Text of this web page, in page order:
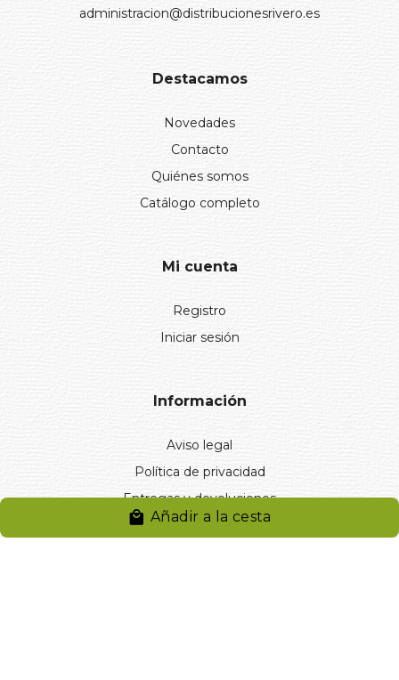
Añadir a la cesta
administracion@distribucionesrivero.es
Destacamos
Novedades
Contacto
Quiénes somos
Catálogo completo
Mi cuenta
Registro
Iniciar sesión
Información
Aviso legal
Política de privacidad
Entregas y devoluciones
Desistimiento